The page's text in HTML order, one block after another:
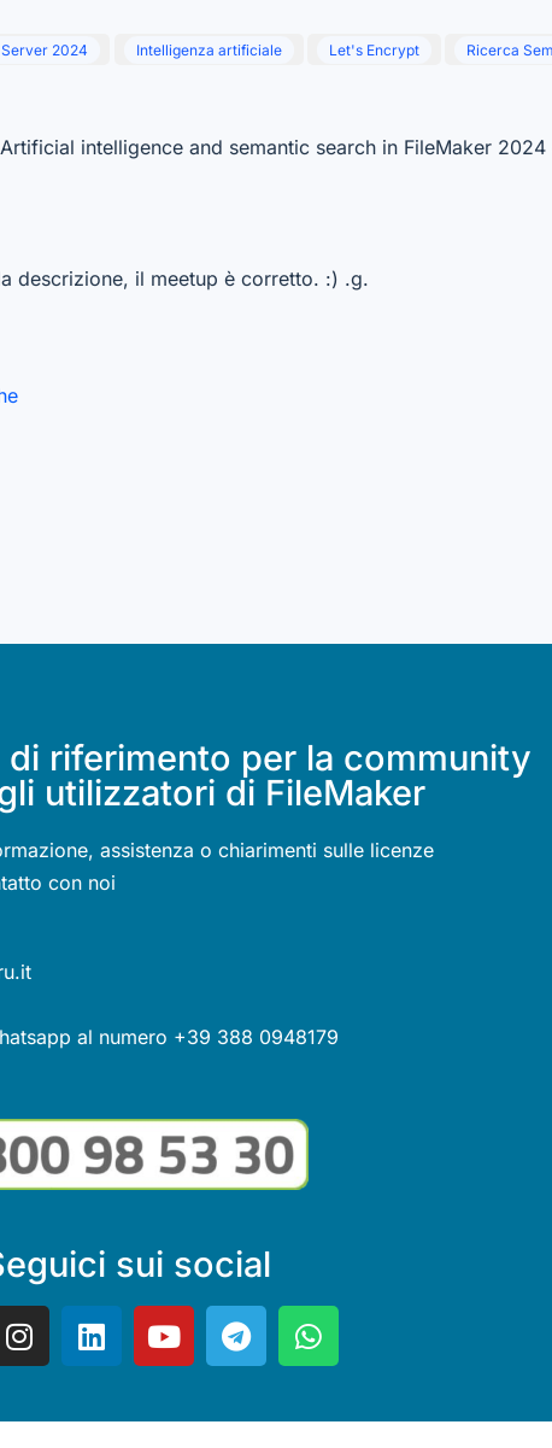
2024 Intelligenza artificiale Let's Encrypt Ricerca
intelligence and semantic search in FileMaker
descrizione, il meetup è corretto. :) .g.
di riferimento per la community
utilizzatori di FileMaker
assistenza o chiarimenti sulle licenze
con noi
al numero +39 388 0948179
sui social